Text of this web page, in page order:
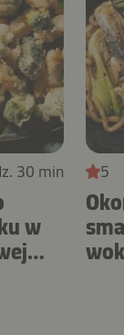
30 min
w
5